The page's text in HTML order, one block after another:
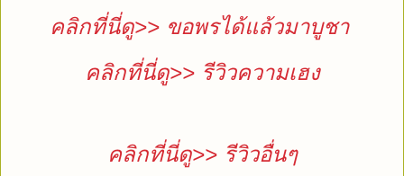
คลิกที่นี่ดู>> ขอพรได้แล้วมาบูชา
คลิกที่นี่ดู>> รีวิวความเฮง
คลิกที่นี่ดู>> รีวิวอื่นๆ